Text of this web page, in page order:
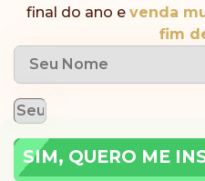
final do ano e venda
fim
SIM, QUERO ME